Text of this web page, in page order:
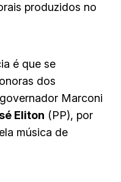
produzidos no
é que se
dos
Marconi
Eliton (PP), por
música de